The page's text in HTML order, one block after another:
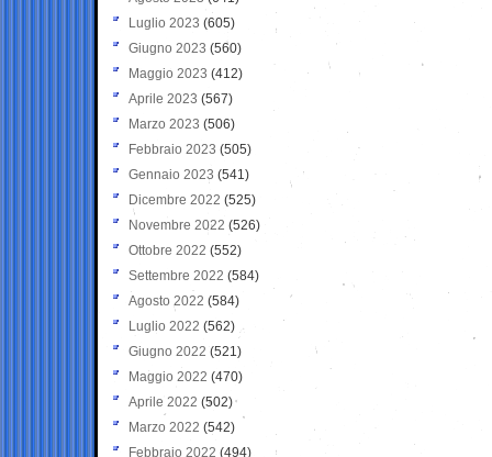
Luglio 2023 (605)
Giugno 2023 (560)
Maggio 2023 (412)
Aprile 2023 (567)
Marzo 2023 (506)
Febbraio 2023 (505)
Gennaio 2023 (541)
Dicembre 2022 (525)
Novembre 2022 (526)
Ottobre 2022 (552)
Settembre 2022 (584)
Agosto 2022 (584)
Luglio 2022 (562)
Giugno 2022 (521)
Maggio 2022 (470)
Aprile 2022 (502)
Marzo 2022 (542)
Febbraio 2022 (494)